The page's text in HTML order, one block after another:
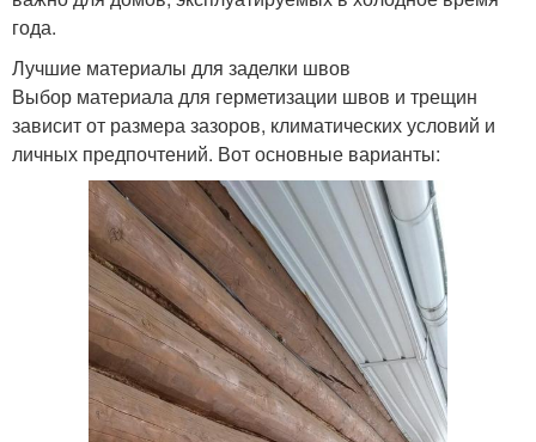
года.
Лучшие материалы для заделки швов
Выбор материала для герметизации швов и трещин
зависит от размера зазоров, климатических условий и
личных предпочтений. Вот основные варианты: